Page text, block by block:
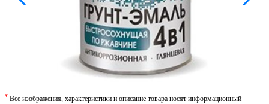
* Все изображения, характеристики и описание товара носят информационный